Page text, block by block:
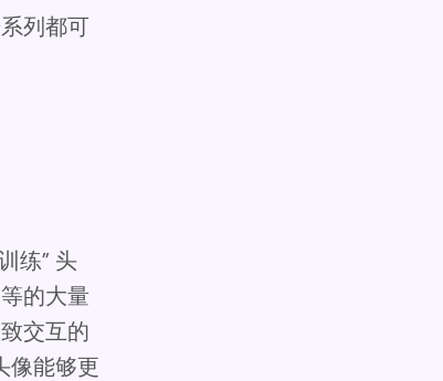
列都可
练” 头
的大量
交互的
像能够更